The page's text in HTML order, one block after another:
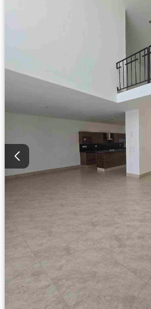
Recámara con closet
Permite niños